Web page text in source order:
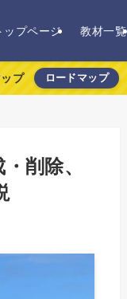
ップページ 教材一覧
プ ロードマップ
削除、